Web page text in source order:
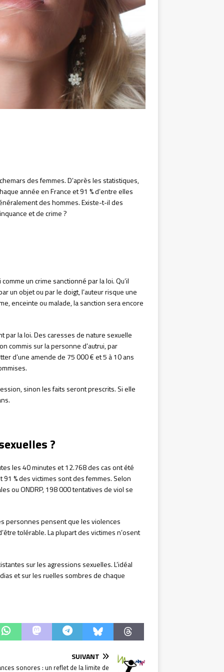
des femmes. D’après les statistiques,
année en France et 91 % d’entre elles
des hommes. Existe-t-il des
et de crime ?
un crime sanctionné par la loi. Qu’il
un objet ou par le doigt, l’auteur risque une
enceinte ou malade, la sanction sera encore
la loi. Des caresses de nature sexuelle
commis sur la personne d’autrui, par
d’une amende de 75 000 € et 5 à 10 ans
sinon les faits seront prescrits. Si elle
?
les 40 minutes et 12.768 des cas ont été
% des victimes sont des femmes. Selon
ou ONDRP, 198 000 tentatives de viol se
personnes pensent que les violences
tolérable. La plupart des victimes n’osent
sur les agressions sexuelles. L’idéal
et sur les ruelles sombres de chaque
SUIVANT
sonores : un reflet de la limite de